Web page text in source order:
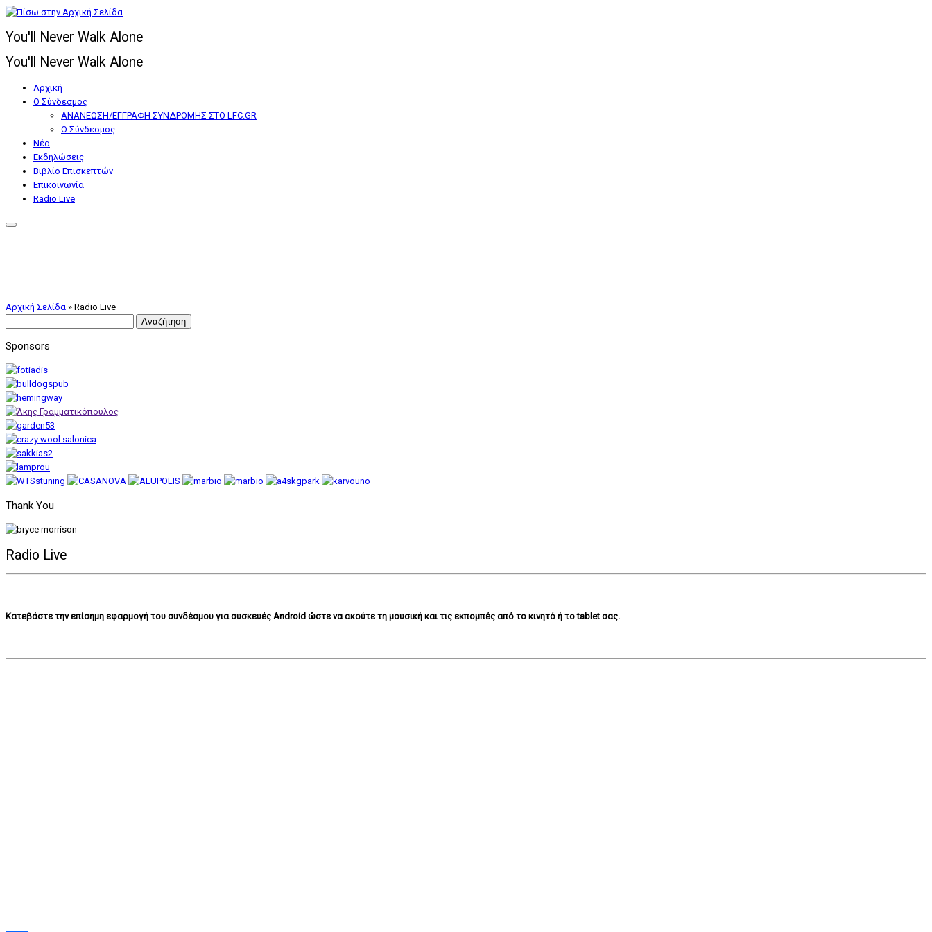
Μετάβαση
περιεχόμενο
You'll Never Walk Alone
You'll Never Walk Alone
Αρχική
Ο Σύνδεσμος
ΑΝΑΝΕΩΣΗ/ΕΓΓΡΑΦΗ ΣΥΝΔΡΟΜΗΣ ΣΤΟ LFC.GR
Ο Σύνδεσμος
Nέα
Εκδηλώσεις
Βιβλίο Επισκεπτών
Επικοινωνία
Radio Live
Αρχική Σελίδα » Radio Live
Sponsors
Thank You
Radio Live
Κατεβάστε την επίσημη εφαρμογή του συνδέσμου για συσκευές Android ώστε να ακούτε τη μουσική και τις εκπομπές από το κινητό ή το tablet σας.